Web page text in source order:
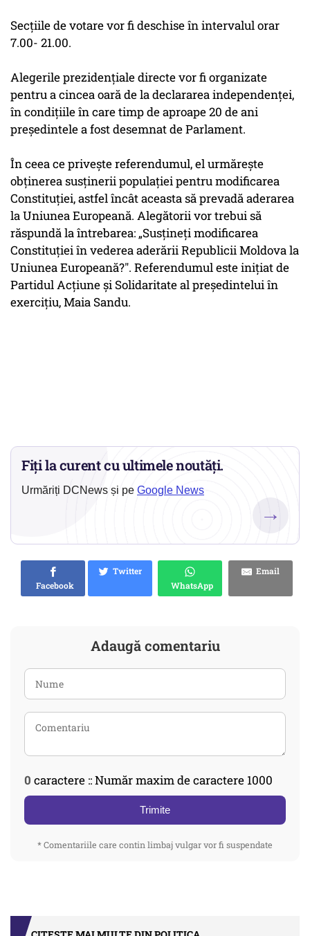
Secţiile de votare vor fi deschise în intervalul orar
7.00- 21.00.
Alegerile prezidenţiale directe vor fi organizate
pentru a cincea oară de la declararea independenţei,
în condiţiile în care timp de aproape 20 de ani
preşedintele a fost desemnat de Parlament.
În ceea ce priveşte referendumul, el urmăreşte
obţinerea susţinerii populaţiei pentru modificarea
Constituţiei, astfel încât aceasta să prevadă aderarea
la Uniunea Europeană. Alegătorii vor trebui să
răspundă la întrebarea: „Susţineţi modificarea
Constituţiei în vederea aderării Republicii Moldova la
Uniunea Europeană?". Referendumul este iniţiat de
Partidul Acţiune şi Solidaritate al preşedintelui în
exerciţiu, Maia Sandu.
Fiți la curent cu ultimele noutăți.
Urmăriți DCNews și pe Google News
→
Facebook
Twitter
WhatsApp
Email
Adaugă comentariu
0 caractere :: Număr maxim de caractere 1000
Trimite
* Comentariile care contin limbaj vulgar vor fi suspendate